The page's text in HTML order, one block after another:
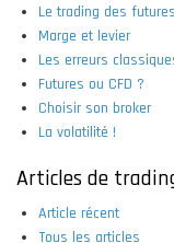
Le trading des futures
Marge et levier
Les erreurs
Futures ou CFD ?
Choisir son broker
La volatilité !
Articles de
Article récent
Tous les articles